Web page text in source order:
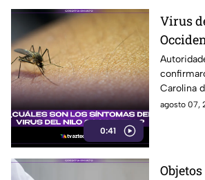
0:41
Virus
los
Carolina
agosto 07,